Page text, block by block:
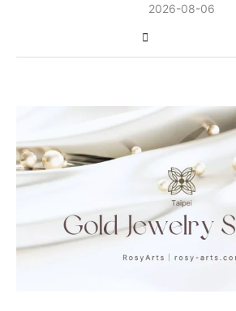
2026-08-06